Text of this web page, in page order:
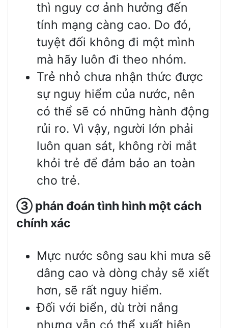
thì nguy cơ ảnh hưởng đến
tính mạng càng cao. Do đó,
tuyệt đối không đi một mình
mà hãy luôn đi theo nhóm.
Trẻ nhỏ chưa nhận thức được
sự nguy hiểm của nước, nên
có thể sẽ có những hành động
rủi ro. Vì vậy, người lớn phải
luôn quan sát, không rời mắt
khỏi trẻ để đảm bảo an toàn
cho trẻ.
③ phán đoán tình hình một cách
chính xác
Mực nước sông sau khi mưa sẽ
dâng cao và dòng chảy sẽ xiết
hơn, sẽ rất nguy hiểm.
Đối với biển, dù trời nắng
nhưng vẫn có thể xuất hiện